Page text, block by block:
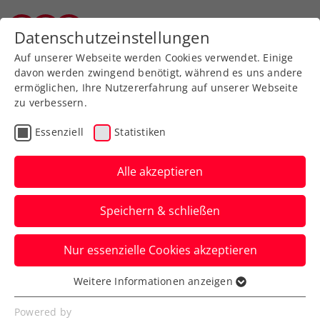
Zurück zur Newsübersicht
Salzburg
Jakob Aichhorn erobert 8
ITF-Punkte
Auf der ITF Transitions Tour in der
Schweiz erst im AF ausgeschieden
Verfasst von: Peter Bazzanella, 08.02.2019
Datenschutzeinstellungen
Auf unserer Webseite werden Cookies verwendet. Einige
davon werden zwingend benötigt, während es uns andere
ermöglichen, Ihre Nutzererfahrung auf unserer Webseite
zu verbessern.
Essenziell Statistiken
Alle akzeptieren
Speichern & schließen
Nur essenzielle Cookies akzeptieren
Essenziell
Essenzielle Cookies werden für grundlegende
Weitere Informationen anzeigen
Powered by